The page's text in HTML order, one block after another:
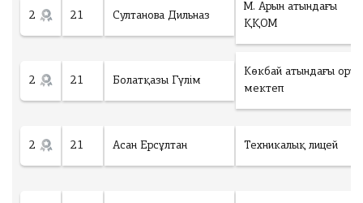
2 21 Султанова Дильназ
М. Арын атындағы
ҚҚОМ
2 21 Болатқазы Гүлім
Көкбай атындағы орта
мектеп
2 21 Асан Ерсұлтан Техникалық лицей